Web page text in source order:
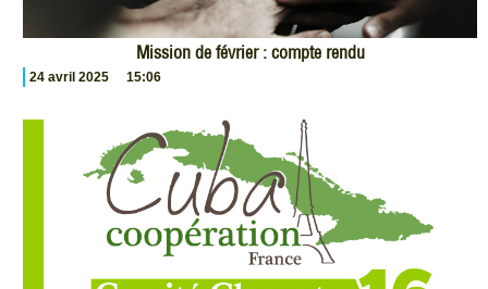
Mission de février : compte rendu
24 avril 2025 15:06